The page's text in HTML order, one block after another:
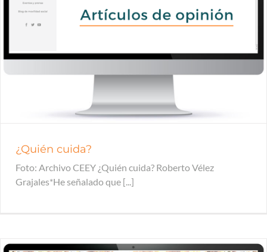
¿Quién cuida?
Foto: Archivo CEEY ¿Quién cuida? Roberto Vélez
Grajales*He señalado que [...]